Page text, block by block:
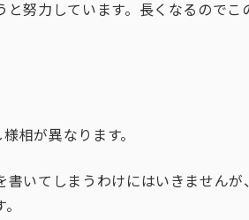
努力しています。長くなるので
相が異なります。
いてしまうわけにはいきません